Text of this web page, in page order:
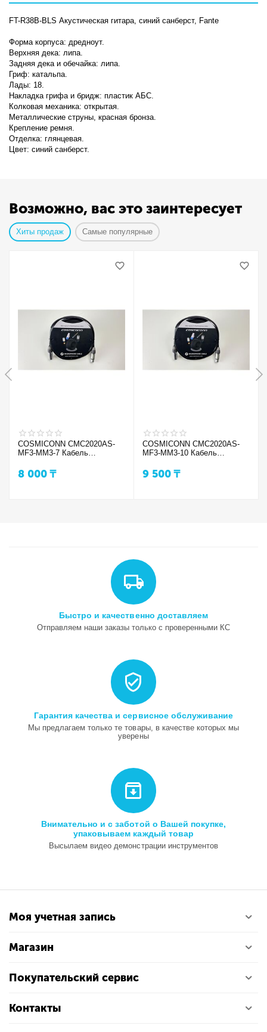
FT-R38B-BLS Акустическая гитара, синий санберст, Fante
Форма корпуса: дредноут.
Верхняя дека: липа.
Задняя дека и обечайка: липа.
Гриф: катальпа.
Лады: 18.
Накладка грифа и бридж: пластик АБС.
Колковая механика: открытая.
Металлические струны, красная бронза.
Крепление ремня.
Отделка: глянцевая.
Цвет: синий санберст.
Возможно, вас это заинтересует
Хиты продаж Самые популярные
COSMICONN CMC2020AS-
MF3-MM3-7 Кабель
8 000₸
COSMICONN CMC2020AS-
MF3-MM3-10 Кабель
9 500₸
Быстро и качественно доставляем
Отправляем наши заказы только с проверенными КС
Гарантия качества и сервисное обслуживание
Мы предлагаем только те товары, в качестве которых мы
уверены
Внимательно и с заботой о Вашей покупке,
упаковываем каждый товар
Высылаем видео демонстрации инструментов
Моя учетная запись
Магазин
Покупательский сервис
Контакты